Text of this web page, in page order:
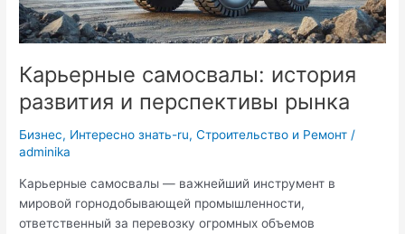
Карьерные самосвалы: история
развития и перспективы рынка
Бизнес, Интересно знать-ru,Строительство и Ремонт /
adminika
Карьерные самосвалы — важнейший инструмент в
мировой горнодобывающей промышленности,
ответственный за перевозку огромных объемов